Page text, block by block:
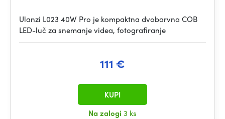
Ulanzi L023 40W Pro je kompaktna dvobarvna COB
LED-luč za snemanje videa, fotografiranje
111 €
Na zalogi 3 ks
KUPI